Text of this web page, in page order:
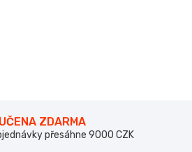
ZDARMA
přesáhne 9000 CZK